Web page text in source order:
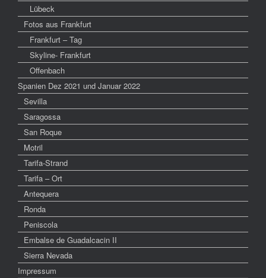
Lübeck
Fotos aus Frankfurt
Frankfurt – Tag
Skyline- Frankfurt
Offenbach
Spanien Dez 2021 und Januar 2022
Sevilla
Saragossa
San Roque
Motril
Tarifa-Strand
Tarifa – Ort
Antequera
Ronda
Peniscola
Embalse de Guadalcacin II
Sierra Nevada
Impressum